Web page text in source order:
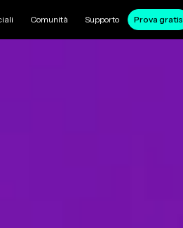
Comunità Supporto Prova gratis